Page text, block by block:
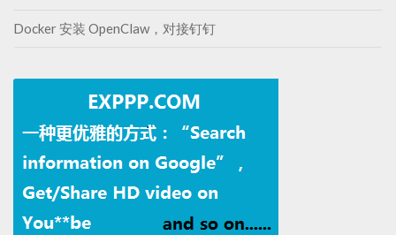
Docker 安装 OpenClaw，对接钉钉